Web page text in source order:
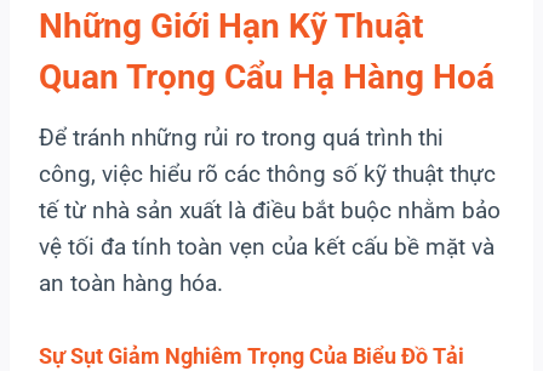
Những Giới Hạn Kỹ Thuật
Quan Trọng Cẩu Hạ Hàng Hoá
Để tránh những rủi ro trong quá trình thi
công, việc hiểu rõ các thông số kỹ thuật thực
tế từ nhà sản xuất là điều bắt buộc nhằm bảo
vệ tối đa tính toàn vẹn của kết cấu bề mặt và
an toàn hàng hóa.
Sự Sụt Giảm Nghiêm Trọng Của Biểu Đồ Tải